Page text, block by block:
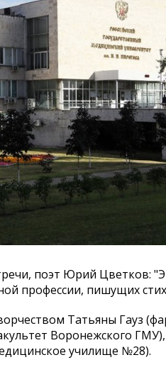
поэт Юрий Цветков:
профессии, пишущих
Татьяны Гауз
Воронежского
училище №28).